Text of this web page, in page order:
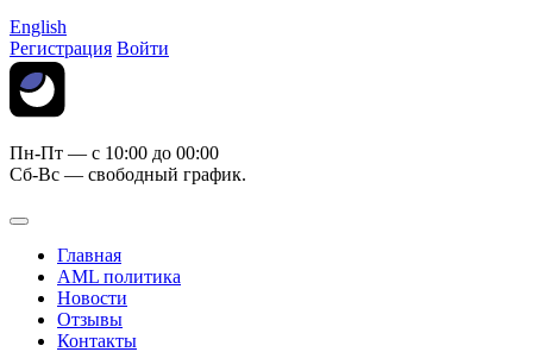
English
Регистрация Войти
Пн-Пт — c 10:00 до 00:00
Сб-Вс — свободный график.
Главная
AML политика
Новости
Отзывы
Контакты